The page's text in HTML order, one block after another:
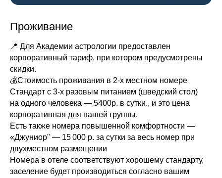
Проживание
📍 Для Академии астрологии предоставлен
корпоративный тариф, при котором предусмотрены
скидки.
💰Стоимость проживания в 2-х местном номере
Стандарт с 3-х разовым питанием (шведский стол)
на одного человека — 5400р. в сутки., и это цена
корпоративная для нашей группы.
Есть также номера повышенной комфортности —
«Джуниор" — 15 000 р. за сутки за весь номер при
двухместном размещении
Номера в отеле соответствуют хорошему стандарту,
заселение будет производиться согласно вашим